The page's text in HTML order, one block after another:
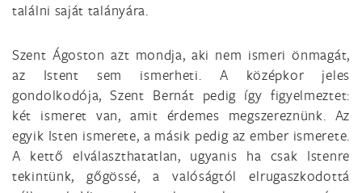
találni saját talányára.
Szent Ágoston azt mondja, aki nem ismeri önmagát,
az Istent sem ismerheti. A középkor jeles
gondolkodója, Szent Bernát pedig így figyelmeztet:
két ismeret van, amit érdemes megszereznünk. Az
egyik Isten ismerete, a másik pedig az ember ismerete.
A kettő elválaszthatatlan, ugyanis ha csak Istenre
tekintünk, gőgössé, a valóságtól elrugaszkodottá